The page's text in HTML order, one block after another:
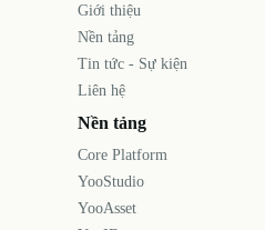
Giới thiệu
Nền tảng
Tin tức - Sự kiện
Liên hệ
Nền tảng
Core Platform
YooStudio
YooAsset